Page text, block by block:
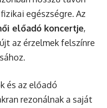
egészségre. Az
előadó koncertje,
az érzelmek felszínre
és az előadó
rezonálnak a saját